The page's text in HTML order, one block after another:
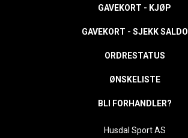
GAVEKORT - KJØP
GAVEKORT - SJEKK SALDO
ORDRESTATUS
ØNSKELISTE
BLI FORHANDLER?
Husdal Sport AS